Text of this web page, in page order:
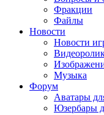
Фракции
Файлы
Новости
Новости
Музыка
Форум
Аватары
Юзербары